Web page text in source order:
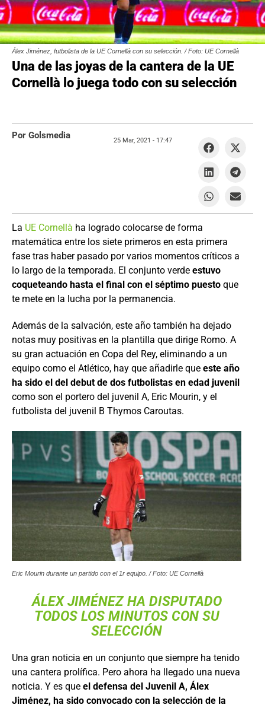
Álex Jiménez, futbolista de la UE Cornellà con su selección. / Foto: UE Cornellà
Una de las joyas de la cantera de la UE
Cornellà lo juega todo con su selección
La UE Cornellà ha logrado colocarse de forma
matemática entre los siete primeros en esta primera
fase tras haber pasado por varios momentos críticos a
lo largo de la temporada. El conjunto verde estuvo
coqueteando hasta el final con el séptimo puesto que
te mete en la lucha por la permanencia.
Además de la salvación, este año también ha dejado
notas muy positivas en la plantilla que dirige Romo. A
su gran actuación en Copa del Rey, eliminando a un
equipo como el Atlético, hay que añadirle que este año
ha sido el del debut de dos futbolistas en edad juvenil
como son el portero del juvenil A, Eric Mourin, y el
futbolista del juvenil B Thymos Caroutas.
Eric Mourin durante un partido con el 1r equipo. / Foto: UE Cornellà
ÁLEX JIMÉNEZ HA DISPUTADO
TODOS LOS MINUTOS CON SU
SELECCIÓN
Una gran noticia en un conjunto que siempre ha tenido
una cantera prolífica. Pero ahora ha llegado una nueva
noticia. Y es que el defensa del Juvenil A, Álex
Jiménez, ha sido convocado con la selección de la
Por Golsmedia 25 Mar, 2021 - 17:47